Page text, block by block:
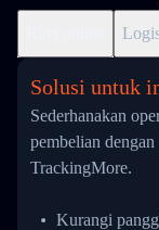
Solusi untuk
Sederhanakan
pembelian
TrackingMore.
Kurangi